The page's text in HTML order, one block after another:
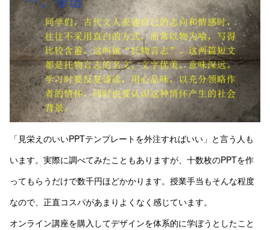
「見栄えのいいPPTテンプレートを外注すればいい」と言う人も
います。実際に調べてみたこともありますが、十数枚のPPTを作
ってもらうだけで数千円ほどかかります。授業手当もそんな程度
なので、正直コスパがあまりよくなく感じています。
オンライン講座を購入してデザインを体系的に学ぼうとしたこと